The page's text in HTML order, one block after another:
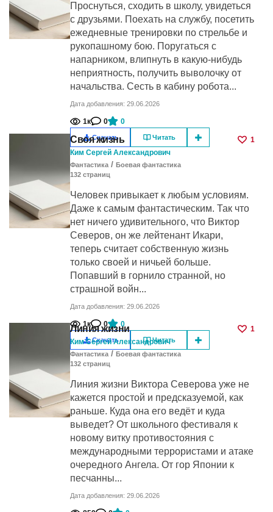
Проснуться, сходить в школу, увидеться
с друзьями. Поехать на службу, посетить
ежедневные тренировки по стрельбе и
рукопашному бою. Поругаться с
напарником, влипнуть в какую-нибудь
неприятность, получить выволочку от
начальства. Сесть в кабину робота...
Дата добавления: 29.06.2026
1к 0 0
Скачать Читать
Своя жизнь
1
Ким Сергей Александрович
Фантастика / Боевая фантастика
132 cтраниц
Человек привыкает к любым условиям.
Даже к самым фантастическим. Так что
нет ничего удивительного, что Виктор
Северов, он же лейтенант Икари,
теперь считает собственную жизнь
только своей и ничьей больше.
Попавший в горнило странной, но
страшной войн...
Дата добавления: 29.06.2026
1к 0 0
Скачать Читать
Линия жизни
1
Ким Сергей Александрович
Фантастика / Боевая фантастика
132 cтраниц
Линия жизни Виктора Северова уже не
кажется простой и предсказуемой, как
раньше. Куда она его ведёт и куда
выведет? От школьного фестиваля к
новому витку противостояния с
международными террористами и атаке
очередного Ангела. От гор Японии к
песчанны...
Дата добавления: 29.06.2026